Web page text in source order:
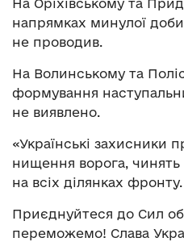
На Оріхівському та
напрямках минулої
не проводив.
На Волинському та
формування
не виявлено.
«Українські захисники
нищення ворога,
на всіх ділянках фронту.
Приєднуйтеся до Сил
переможемо! Слава